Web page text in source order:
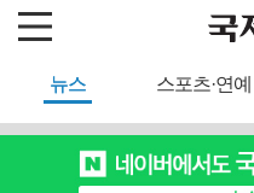
뉴스 스포츠·연예